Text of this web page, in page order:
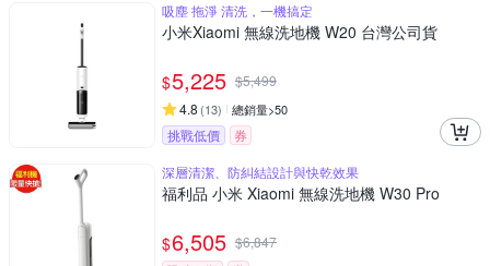
吸塵 拖淨 清洗，一機搞定
小米Xiaomi 無線洗地機 W20 台灣公司貨
$5,225 $5,499
4.8 (13) 總銷量>50
挑戰低價
券
深層清潔、防糾結設計與快乾效果
福利品 小米 Xiaomi 無線洗地機 W30 Pro
$6,505 $6,847